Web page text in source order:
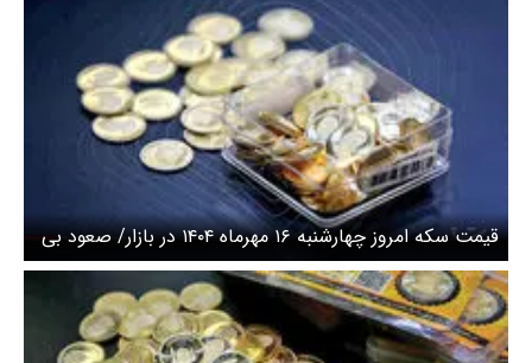
قیمت سکه امروز چهارشنبه ۱۶ مهرماه ۱۴۰۴ در بازار/ صعود بی
وقفه قیمت سکه + جدول